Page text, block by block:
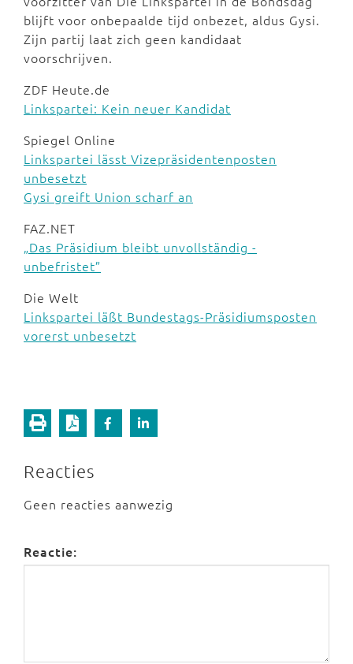
blijft voor onbepaalde tijd onbezet, aldus Gysi.
Zijn partij laat zich geen kandidaat
voorschrijven.
ZDF Heute.de
Linkspartei: Kein neuer Kandidat
Spiegel Online
Linkspartei lässt Vizepräsidentenposten
unbesetzt
Gysi greift Union scharf an
FAZ.NET
„Das Präsidium bleibt unvollständig -
unbefristet”
Die Welt
Linkspartei läßt Bundestags-Präsidiumsposten
vorerst unbesetzt
Reacties
Geen reacties aanwezig
Reactie: